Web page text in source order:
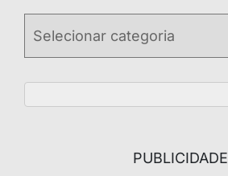
PUBLICIDADE